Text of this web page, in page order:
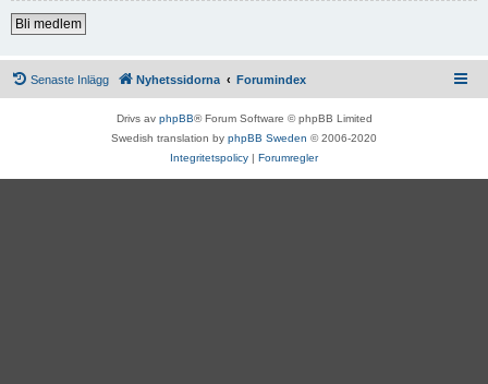
Bli medlem
Senaste Inlägg Nyhetssidorna Forumindex
Drivs av phpBB® Forum Software © phpBB Limited
Swedish translation by phpBB Sweden © 2006-2020
Integritetspolicy | Forumregler